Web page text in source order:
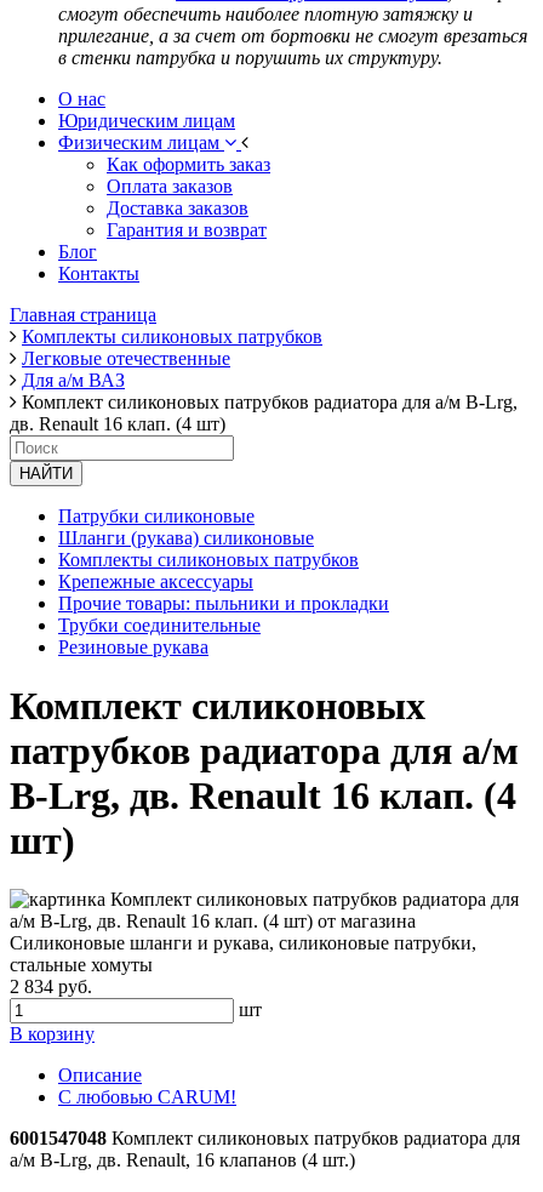
смогут обеспечить наиболее плотную затяжку и
прилегание, а за счет от бортовки не смогут врезаться
в стенки патрубка и порушить их структуру.
О нас
Юридическим лицам
Физическим лицам
Как оформить заказ
Оплата заказов
Доставка заказов
Гарантия и возврат
Блог
Контакты
Главная страница
Комплекты силиконовых патрубков
Легковые отечественные
Для а/м ВАЗ
Комплект силиконовых патрубков радиатора для а/м В-Lrg,
дв. Renault 16 клап. (4 шт)
НАЙТИ
Патрубки силиконовые
Шланги (рукава) силиконовые
Комплекты силиконовых патрубков
Крепежные аксессуары
Прочие товары: пыльники и прокладки
Трубки соединительные
Резиновые рукава
Комплект силиконовых
патрубков радиатора для а/м
В-Lrg, дв. Renault 16 клап. (4
шт)
2 834 руб.
шт
В корзину
Описание
С любовью CARUM!
6001547048 Комплект силиконовых патрубков радиатора для
а/м В-Lrg, дв. Renault, 16 клапанов (4 шт.)